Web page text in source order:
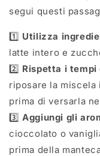
segui questi
1️⃣ Utilizza
latte intero e
2️⃣ Rispetta i
riposare la
prima di versarla
3️⃣Aggiungi gli
cioccolato o
prima della